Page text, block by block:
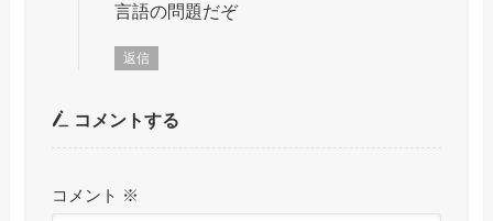
言語の問題だぞ
返信
コメントする
コメント ※